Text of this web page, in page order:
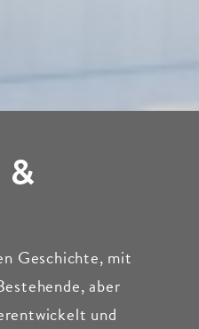
&
Geschichte, mit
aber
und